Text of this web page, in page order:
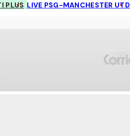
PLUS LIVE PSG-MANCHESTER UTD